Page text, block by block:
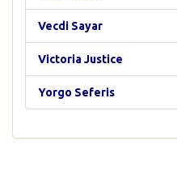
Vecdi Sayar
Victoria Justice
Yorgo Seferis